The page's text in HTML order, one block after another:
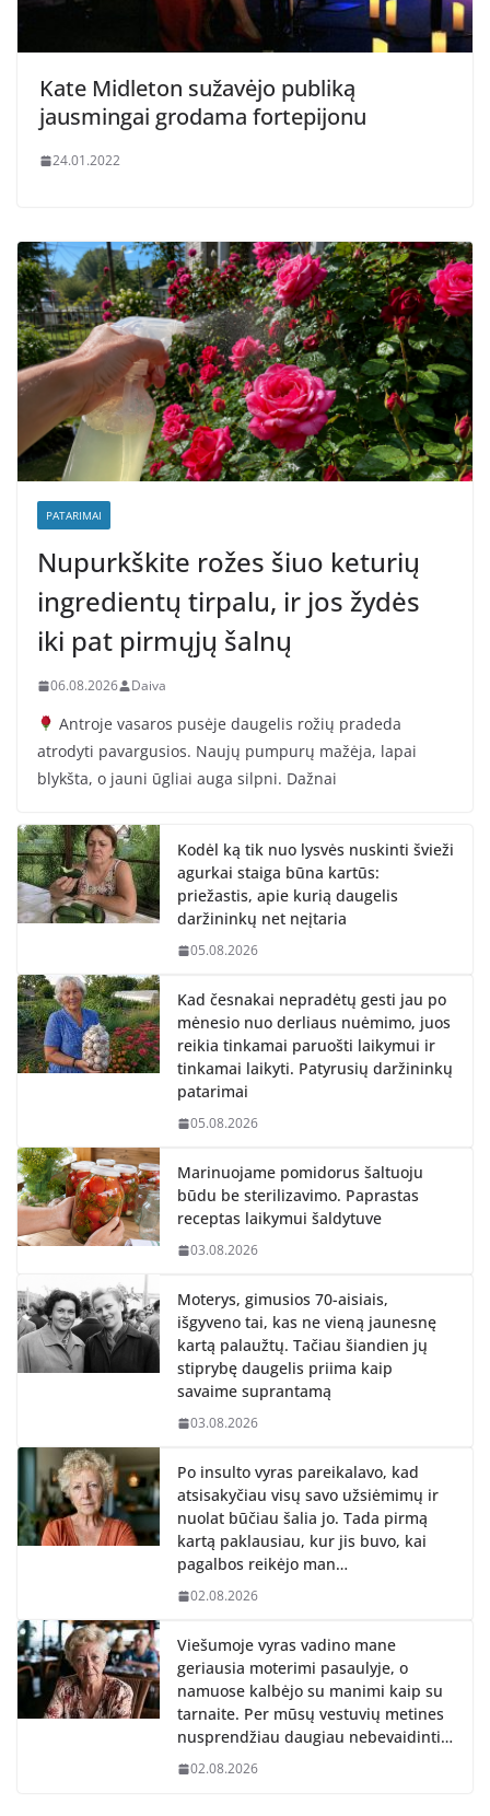
Kate Midleton sužavėjo publiką
jausmingai grodama fortepijonu
24.01.2022
PATARIMAI
Nupurkškite rožes šiuo keturių
ingredientų tirpalu, ir jos žydės
iki pat pirmųjų šalnų
06.08.2026 Daiva
Antroje vasaros pusėje daugelis rožių pradeda
atrodyti pavargusios. Naujų pumpurų mažėja, lapai
blykšta, o jauni ūgliai auga silpni. Dažnai
Kodėl ką tik nuo lysvės nuskinti švieži
agurkai staiga būna kartūs:
priežastis, apie kurią daugelis
daržininkų net neįtaria
05.08.2026
Kad česnakai nepradėtų gesti jau po
mėnesio nuo derliaus nuėmimo, juos
reikia tinkamai paruošti laikymui ir
tinkamai laikyti. Patyrusių daržininkų
patarimai
05.08.2026
Marinuojame pomidorus šaltuoju
būdu be sterilizavimo. Paprastas
receptas laikymui šaldytuve
03.08.2026
Moterys, gimusios 70-aisiais,
išgyveno tai, kas ne vieną jaunesnę
kartą palaužtų. Tačiau šiandien jų
stiprybę daugelis priima kaip
savaime suprantamą
03.08.2026
Po insulto vyras pareikalavo, kad
atsisakyčiau visų savo užsiėmimų ir
nuolat būčiau šalia jo. Tada pirmą
kartą paklausiau, kur jis buvo, kai
pagalbos reikėjo man…
02.08.2026
Viešumoje vyras vadino mane
geriausia moterimi pasaulyje, o
namuose kalbėjo su manimi kaip su
tarnaite. Per mūsų vestuvių metines
nusprendžiau daugiau nebevaidinti…
02.08.2026